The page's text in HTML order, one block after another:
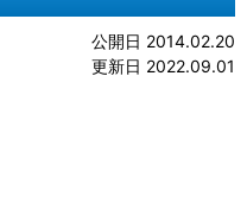
公開日 2014.02.20
更新日 2022.09.01